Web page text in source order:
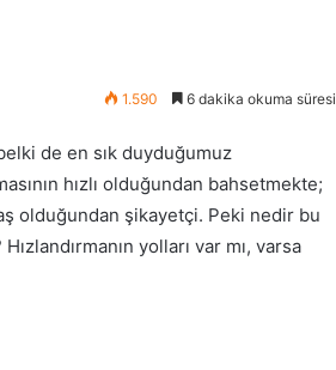
1.590 6 dakika okuma süresi
de en sık duyduğumuz
hızlı olduğundan bahsetmekte;
olduğundan şikayetçi. Peki nedir bu
yolları var mı, varsa